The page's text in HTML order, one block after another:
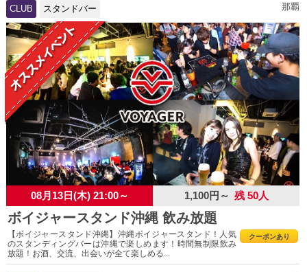
CLUB スタンドバー 那覇
08月13日(木) 21:00～ 1,100円～ 残 50人
ボイジャースタンド沖縄 飲み放題
クーポンあり
【ボイジャースタンド沖縄】沖縄ボイジャースタンド！人気
のスタンディングバーは沖縄で楽しめます！時間無制限飲み
放題！お酒、交流、出会いが全て楽しめる...